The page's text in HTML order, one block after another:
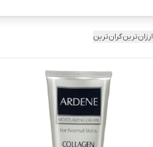
ارزان‌ترینگران‌ترین